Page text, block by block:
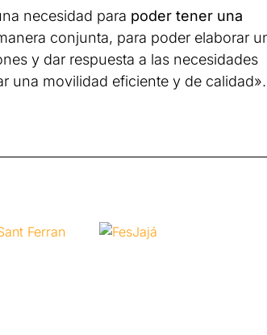
necesidad para poder tener una
conjunta, para poder elaborar
y dar respuesta a las necesidades
una movilidad eficiente y de calidad».